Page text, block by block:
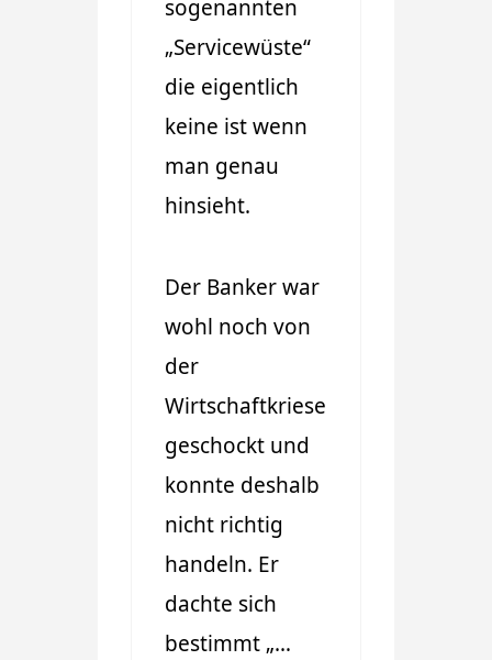
sogenannten
„Servicewüste“
die eigentlich
keine ist wenn
man genau
hinsieht.
Der Banker war
wohl noch von
der
Wirtschaftkriese
geschockt und
konnte deshalb
nicht richtig
handeln. Er
dachte sich
bestimmt „…